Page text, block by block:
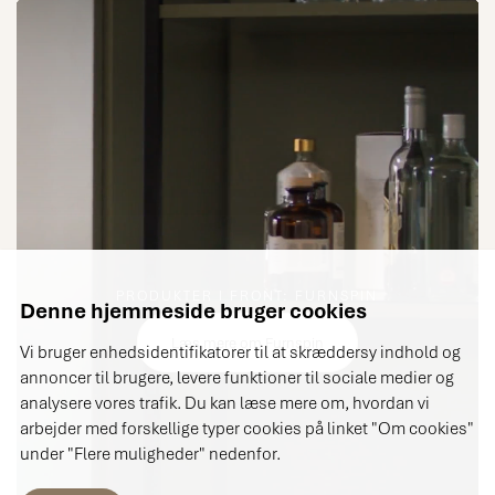
Denne hjemmeside bruger cookies
Vi bruger enhedsidentifikatorer til at skræddersy indhold og
annoncer til brugere, levere funktioner til sociale medier og
analysere vores trafik. Du kan læse mere om, hvordan vi
arbejder med forskellige typer cookies på linket "Om cookies"
under "Flere muligheder" nedenfor.
Læs mere om Furnspin